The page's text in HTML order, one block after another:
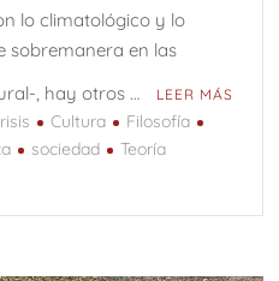
lo climatológico y lo
sobremanera en las
, hay otros …
LEER MÁS
Cultura
Filosofía
sociedad
Teoría